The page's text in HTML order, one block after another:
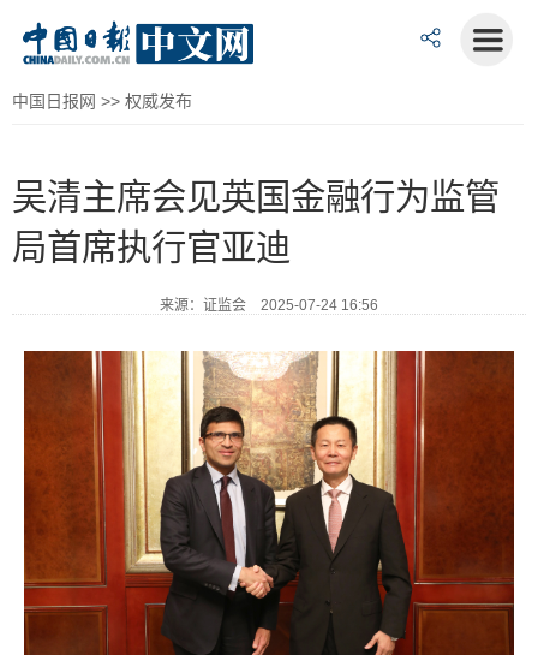
中国日报网 >> 权威发布
吴清主席会见英国金融行为监管
局首席执行官亚迪
来源：证监会 2025-07-24 16:56